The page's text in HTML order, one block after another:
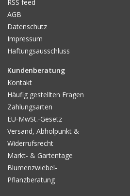
RSS feed
AGB
Datenschutz
Impressum
Haftungsausschluss
Kundenberatung
Kontakt
Häufig gestellten Fragen
Zahlungsarten
EU-MwSt.-Gesetz
Versand, Abholpunkt &
Widerrufsrecht
Markt- & Gartentage
Blumenzwiebel-
Pflanzberatung